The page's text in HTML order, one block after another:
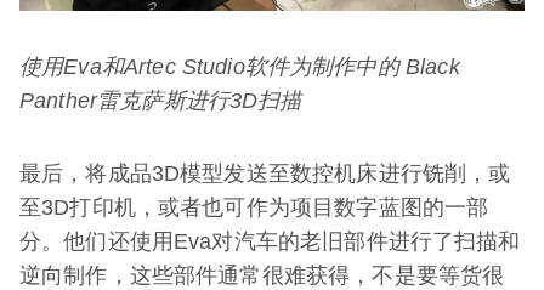
使用Eva和Artec Studio软件为制作中的Black
Panther雷克萨斯进行3D扫描
最后，将成品3D模型发送至数控机床进行铣削，或
至3D打印机，或者也可作为项目数字蓝图的一部
分。他们还使用Eva对汽车的老旧部件进行了扫描和
逆向制作，这些部件通常很难获得，不是要等货很